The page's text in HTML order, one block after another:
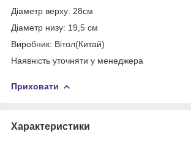
Діаметр верху: 28см
Діаметр низу: 19,5 см
Виробник: Вітол(Китай)
Наявність уточняти у менеджера
Приховати
Характеристики